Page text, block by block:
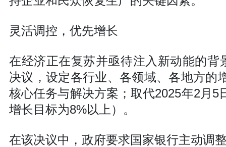
灵活调控，优先增长
在经济正在复苏并亟待注入新动能的背
决议，设定各行业、各领域、各地方的
核心任务与解决方案；取代2025年2月
增长目标为8%以上）。
在该决议中，政府要求国家银行主动调